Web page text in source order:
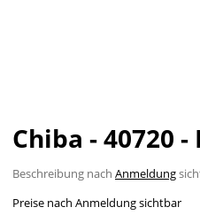
Chiba - 40720
Beschreibung nach Anmeldung
Preise nach Anmeldung sichtbar